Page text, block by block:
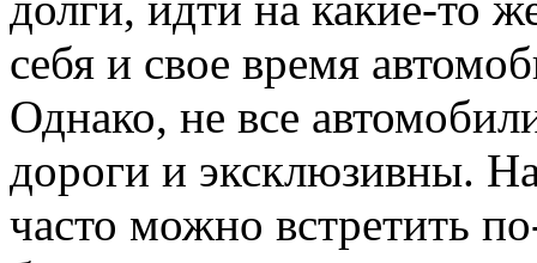
себя и свое время
Однако, не все
дороги и эксклюзивны.
часто можно встретить